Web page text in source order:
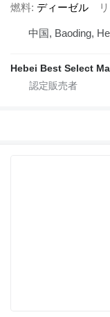
燃料 ディーゼル
中国, Baoding,
Hebei Best Select